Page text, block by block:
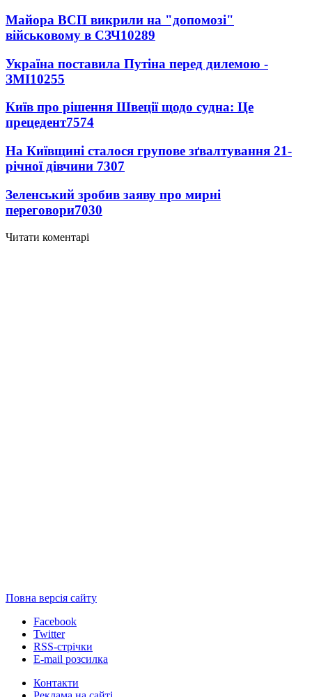
Майора ВСП викрили на "допомозі"
військовому в СЗЧ10289
Україна поставила Путіна перед дилемою -
ЗМІ10255
Київ про рішення Швеції щодо судна: Це
прецедент7574
На Київщині сталося групове зґвалтування 21-
річної дівчини 7307
Зеленський зробив заяву про мирні
переговори7030
Читати коментарі
Повна версія сайту
Facebook
Twitter
RSS-стрічки
E-mail розсилка
Контакти